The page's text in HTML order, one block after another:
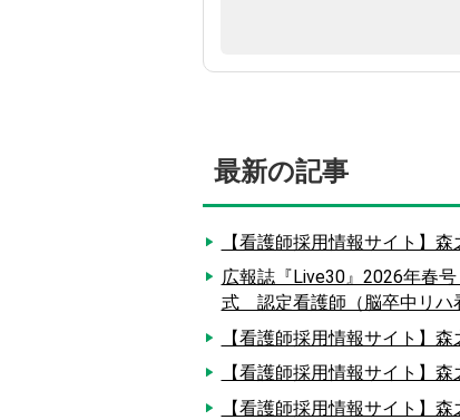
最新の記事
【看護師採用情報サイト】
広報誌『Live30』2026年春
式 認定看護師（脳卒中リハ
【看護師採用情報サイト】
【看護師採用情報サイト】
【看護師採用情報サイト】